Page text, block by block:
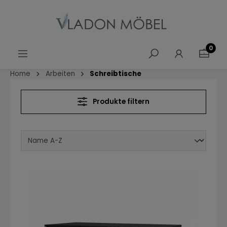
0
Home Arbeiten Schreibtische
Produkte filtern